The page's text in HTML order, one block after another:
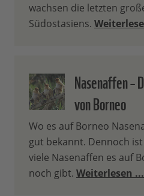
wachsen die letzten
Südostasiens.
Nasenaffen –
von Borneo
Wo es auf Borneo
gut bekannt. Dennoch
viele Nasenaffen es auf
noch gibt. Weiterlesen ...